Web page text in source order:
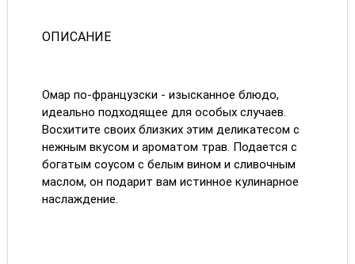
ОПИСАНИЕ
Омар по-французски - изысканное блюдо,
идеально подходящее для особых случаев.
Восхитите своих близких этим деликатесом с
нежным вкусом и ароматом трав. Подается с
богатым соусом с белым вином и сливочным
маслом, он подарит вам истинное кулинарное
наслаждение.